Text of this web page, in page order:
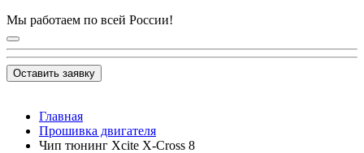
Мы работаем по всей России!
Оставить заявку
Главная
Прошивка двигателя
Чип тюнинг Xcite X-Cross 8